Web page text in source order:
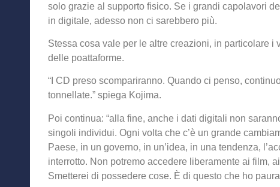
solo grazie al supporto fisico. Se i grandi capolavori
in digitale, adesso non ci sarebbero più.
Stessa cosa vale per le altre creazioni, in particolare
delle poattaforme.
“I CD preso scompariranno. Quando ci penso,
tonnellate.” spiega Kojima.
Poi continua: “alla fine, anche i dati digitali non
singoli individui. Ogni volta che c’è un grande
Paese, in un governo, in un’idea, in una tendenza,
interrotto. Non potremo accedere liberamente ai film,
Smetterei di possedere cose. È di questo che ho